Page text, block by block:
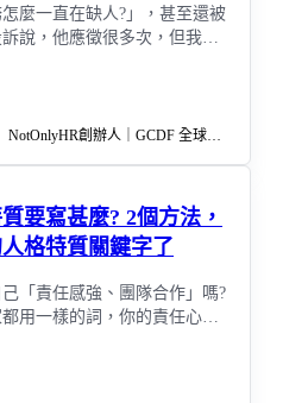
麼一直在缺人?」，甚至還被
說，他應徵很多次，但我們
把職缺關掉…
職涯引導原創人｜ NotOnlyHR創辦人｜GCDF 全球職涯發展師｜CEEF 情緒教育引導師｜新創企業人資顧問
要寫甚麼? 2個方法，
格特質關鍵字了
「責任感強、團隊合作」嗎?
都用一樣的詞，你的責任心